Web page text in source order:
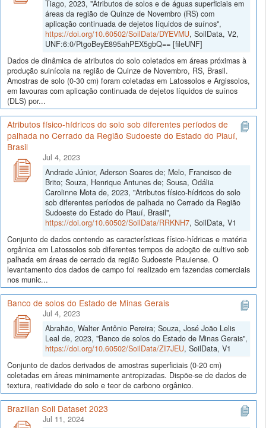
Tiago, 2023, "Atributos de solos e de águas superficiais em
áreas da região de Quinze de Novembro (RS) com
aplicação continuada de dejetos líquidos de suínos",
https://doi.org/10.60502/SoilData/DYEVMU, SoilData, V2,
UNF:6:0/PtgoBeyE895ahPEX5gbQ== [fileUNF]
Dados de dinâmica de atributos do solo coletados em áreas próximas à
produção suinícola na região de Quinze de Novembro, RS, Brasil.
Amostras de solo (0-30 cm) foram coletadas em Latossolos e Argissolos,
em lavouras com aplicação continuada de dejetos líquidos de suínos
(DLS) por...
Atributos físico-hídricos do solo sob diferentes períodos de
palhada no Cerrado da Região Sudoeste do Estado do Piauí,
Brasil
Jul 4, 2023
Andrade Júnior, Aderson Soares de; Melo, Francisco de
Brito; Souza, Henrique Antunes de; Sousa, Odália
Carolinne Mota de, 2023, "Atributos físico-hídricos do solo
sob diferentes períodos de palhada no Cerrado da Região
Sudoeste do Estado do Piauí, Brasil",
https://doi.org/10.60502/SoilData/RRKNH7, SoilData, V1
Conjunto de dados contendo as características físico-hídricas e matéria
orgânica em Latossolos sob diferentes tempos de adoção de cultivo sob
palhada em áreas de cerrado da região Sudoeste Piauiense. O
levantamento dos dados de campo foi realizado em fazendas comerciais
nos munic...
Banco de solos do Estado de Minas Gerais
Jul 4, 2023
Abrahão, Walter Antônio Pereira; Souza, José João Lelis
Leal de, 2023, "Banco de solos do Estado de Minas Gerais",
https://doi.org/10.60502/SoilData/ZI7JEU, SoilData, V1
Conjunto de dados derivados de amostras superficiais (0-20 cm)
coletadas em áreas minimamente antropizadas. Dispõe-se de dados de
textura, reatividade do solo e teor de carbono orgânico.
Brazilian Soil Dataset 2023
Jul 11, 2024